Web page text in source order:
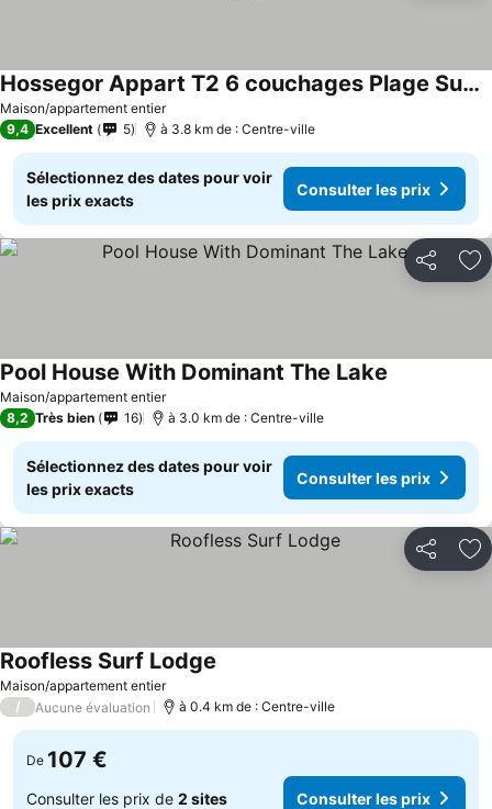
Maison/appartement entier
Hossegor Appart T2 6 couchages Plage Sud 100m ocean
9,4 Excellent 5 à 3.8 km de : Centre-ville
Sélectionnez des dates pour voir
les prix exacts
Consulter les prix
Partager
Maison/appartement entier
Pool House With Dominant The Lake
8,2 Très bien 16 à 3.0 km de : Centre-ville
Sélectionnez des dates pour voir
les prix exacts
Consulter les prix
Partager
Maison/appartement entier
Roofless Surf Lodge
/ Aucune évaluation à 0.4 km de : Centre-ville
De 107 €
Consulter les prix de 2 sites Consulter les prix